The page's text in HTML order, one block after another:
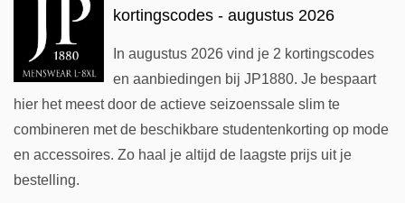
kortingscodes - augustus 2026
In augustus 2026 vind je 2 kortingscodes
en aanbiedingen bij JP1880. Je bespaart
hier het meest door de actieve seizoenssale slim te
combineren met de beschikbare studentenkorting op mode
en accessoires. Zo haal je altijd de laagste prijs uit je
bestelling.